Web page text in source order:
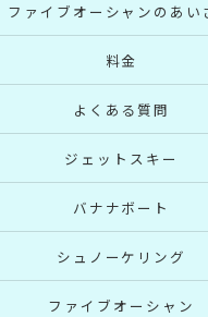
ファイブオーシャンのあい
料金
よくある質問
ジェットスキー
バナナボート
シュノーケリング
ファイブオーシャン